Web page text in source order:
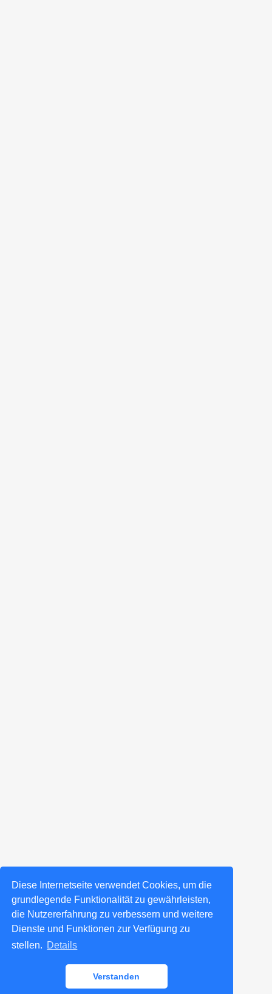
Diese Internetseite verwendet Cookies, um die
grundlegende Funktionalität zu gewährleisten,
die Nutzererfahrung zu verbessern und weitere
Dienste und Funktionen zur Verfügung zu
stellen. Details
Verstanden